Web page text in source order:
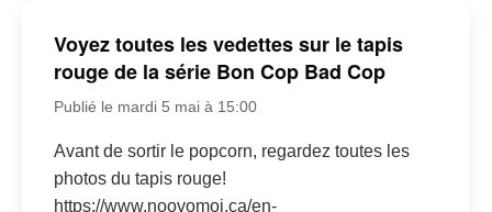
Voyez toutes les vedettes sur le tapis
rouge de la série Bon Cop Bad Cop
Publié le mardi 5 mai à 15:00
Avant de sortir le popcorn, regardez toutes les
photos du tapis rouge!
https://www.noovomoi.ca/en-